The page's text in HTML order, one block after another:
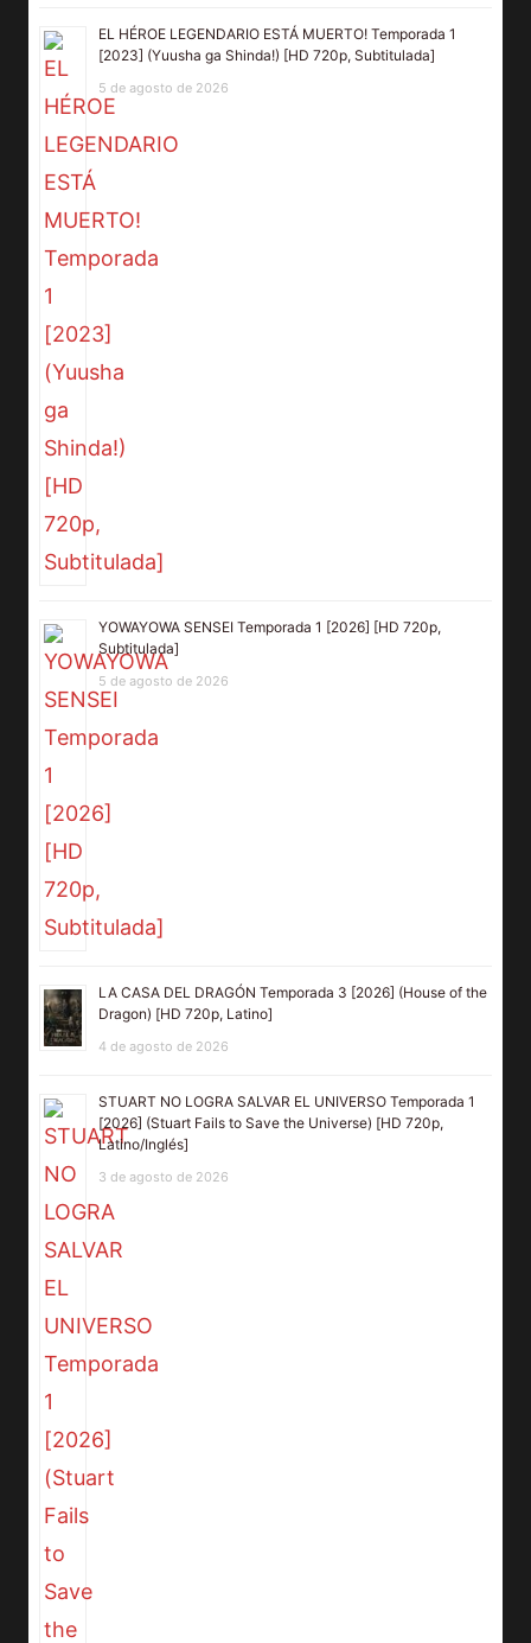
EL HÉROE LEGENDARIO ESTÁ MUERTO! Temporada 1
[2023] (Yuusha ga Shinda!) [HD 720p, Subtitulada]
5 de agosto de 2026
YOWAYOWA SENSEI Temporada 1 [2026] [HD 720p,
Subtitulada]
5 de agosto de 2026
LA CASA DEL DRAGÓN Temporada 3 [2026] (House of the
Dragon) [HD 720p, Latino]
4 de agosto de 2026
STUART NO LOGRA SALVAR EL UNIVERSO Temporada 1
[2026] (Stuart Fails to Save the Universe) [HD 720p,
Latino/Inglés]
3 de agosto de 2026